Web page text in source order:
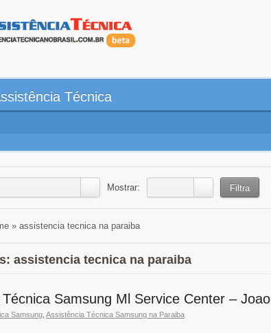
Técnica
Mostrar: Filtra
» assistencia tecnica na paraiba
assistencia tecnica na paraiba
Samsung Ml Service Center –
Samsung Assistência Técnica Samsung na Paraiba